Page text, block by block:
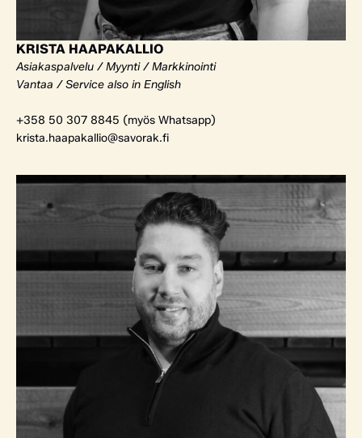
KRISTA HAAPAKALLIO
Asiakaspalvelu / Myynti / Markkinointi
Vantaa / Service also in English
+358 50 307 8845 (myös Whatsapp)
krista.haapakallio@savorak.fi